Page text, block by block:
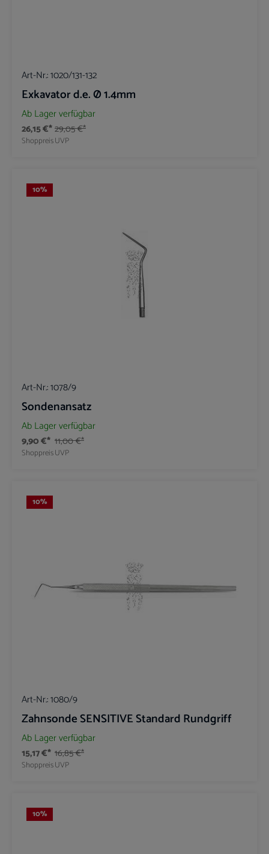
Art-Nr.:1020/131-132
Exkavator d.e. Ø 1.4mm
Ab Lager verfügbar
26,15 €*
Shoppreis
29,05 €*
UVP
10%
Art-Nr.:1078/9
Sondenansatz
Ab Lager verfügbar
9,90 €*
Shoppreis
11,00 €*
UVP
10%
Art-Nr.:1080/9
Zahnsonde SENSITIVE Standard Rundgriff
Ab Lager verfügbar
15,17 €*
Shoppreis
16,85 €*
UVP
10%